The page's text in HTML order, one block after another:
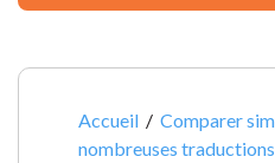
Accueil /Comparer
nombreuses